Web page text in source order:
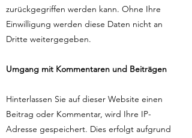
zurückgegriffen werden kann. Ohne Ihre
Einwilligung werden diese Daten nicht an
Dritte weitergegeben.
Umgang mit Kommentaren und Beiträgen
Hinterlassen Sie auf dieser Website einen
Beitrag oder Kommentar, wird Ihre IP-
Adresse gespeichert. Dies erfolgt aufgrund